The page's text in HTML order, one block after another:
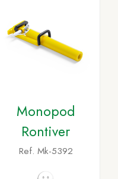
Monopod
Rontiver
Ref. Mk-5392